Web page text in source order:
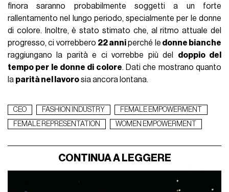
finora saranno probabilmente soggetti a un forte
rallentamento nel lungo periodo, specialmente per le donne
di colore. Inoltre, è stato stimato che, al ritmo attuale del
progresso, ci vorrebbero 22 anniperché le donne bianche
raggiungano la parità e ci vorrebbe più del doppio del
tempo per le donne di colore. Dati che mostrano quanto
la parità nel lavorosia ancora lontana.
CEO FASHION INDUSTRY
FEMALE EMPOWERMENT
FEMALE REPRESENTATION
WOMEN EMPOWERMENT
CONTINUA A LEGGERE